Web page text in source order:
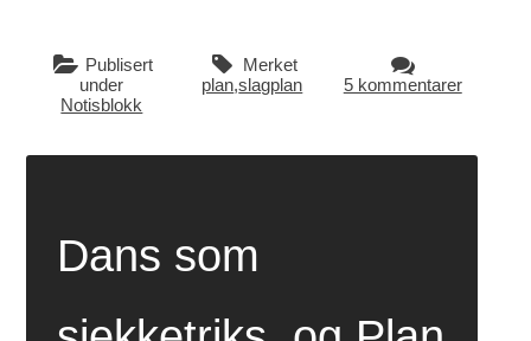
Publisert
under
Notisblokk
Merket
plan,slagplan 5 kommentarer
Dans som